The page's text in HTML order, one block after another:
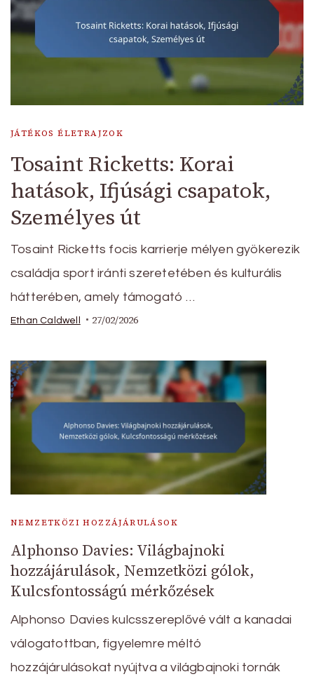
JÁTÉKOS ÉLETRAJZOK
Tosaint Ricketts: Korai
hatások, Ifjúsági csapatok,
Személyes út
Tosaint Ricketts focis karrierje mélyen gyökerezik
családja sport iránti szeretetében és kulturális
hátterében, amely támogató …
Ethan Caldwell 27/02/2026
NEMZETKÖZI HOZZÁJÁRULÁSOK
Alphonso Davies: Világbajnoki
hozzájárulások, Nemzetközi gólok,
Kulcsfontosságú mérkőzések
Alphonso Davies kulcsszereplővé vált a kanadai
válogatottban, figyelemre méltó
hozzájárulásokat nyújtva a világbajnoki tornák